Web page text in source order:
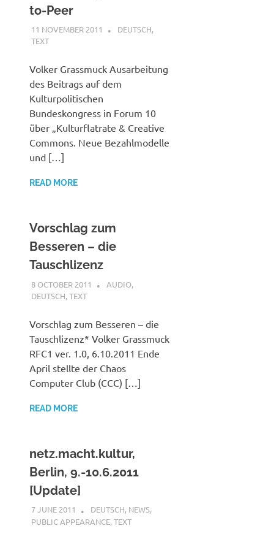
to-Peer
11 NOVEMBER 2011 VGRASS
DEUTSCH,
TEXT
Volker Grassmuck Ausarbeitung
des Beitrags auf dem
Kulturpolitischen
Bundeskongress in Forum 10
über „Kulturflatrate & Creative
Commons. Neue Bezahlmodelle
und […]
READ MORE
Vorschlag zum
Besseren – die
Tauschlizenz
8 OCTOBER 2011 VGRASS
AUDIO,
DEUTSCH,TEXT
Vorschlag zum Besseren – die
Tauschlizenz* Volker Grassmuck
RFC1 ver. 1.0, 6.10.2011 Ende
April stellte der Chaos
Computer Club (CCC) […]
READ MORE
netz.macht.kultur,
Berlin, 9.-10.6.2011
[Update]
7 JUNE 2011 VGRASS
DEUTSCH, NEWS,
PUBLIC APPEARANCE,TEXT